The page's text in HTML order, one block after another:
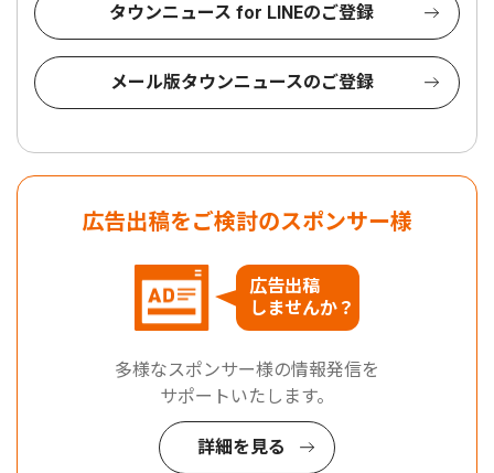
タウンニュース for LINEのご登録
メール版タウンニュースのご登録
広告出稿をご検討のスポンサー様
広告出稿
しませんか？
多様なスポンサー様の情報発信を
サポートいたします。
詳細を見る